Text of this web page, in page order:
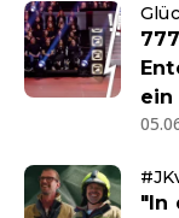
ein
"In